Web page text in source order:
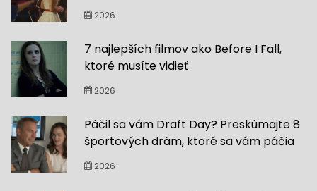
2026
7 najlepších filmov ako Before I Fall,
ktoré musíte vidieť
2026
Páčil sa vám Draft Day? Preskúmajte 8
športových drám, ktoré sa vám páčia
2026